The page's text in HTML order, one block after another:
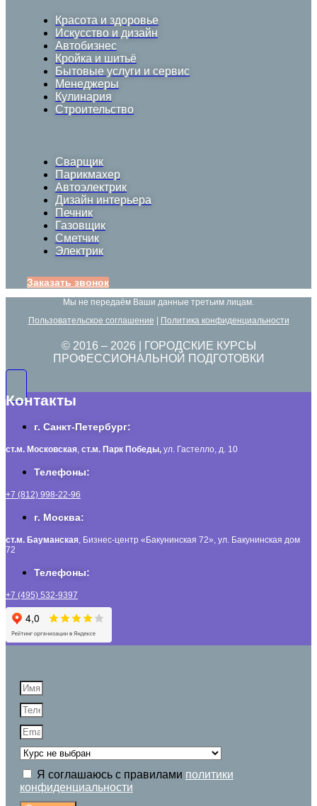
Красота и здоровье
Искусство и дизайн
Автобизнес
Кройка и шитьё
Бытовые услуги и сервис
Менеджеры
Кулинария
Строительство
Сварщик
Парикмахер
Автоэлектрик
Дизайн интерьера
Печник
Газовщик
Сметчик
Электрик
Заказать звонок
Мы не передаём Ваши данные третьим лицам.
Пользовательское соглашение
Политика конфиденциальности
© 2016 – 2026 | ГОРОДСКИЕ КУРСЫ
ПРОФЕССИОНАЛЬНОЙ ПОДГОТОВКИ
Контакты
г. Санкт-Петербург:
ст.м. Московская, ст.м. Парк Победы, ул. Гастелло, д. 10
Телефоны:
+7 (812) 998-22-96
г. Москва:
ст.м. Бауманская, Бизнес-центр «Бакунинская 72», ул. Бакунинская дом
72
Телефоны:
+7 (495) 532-9397
Я соглашаюсь с правилами политики
конфиденциальности